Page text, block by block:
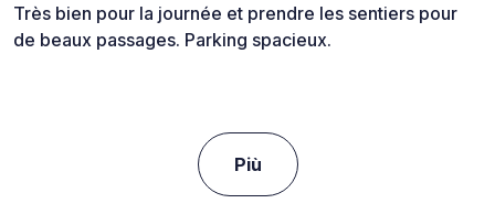
Très bien pour la journée et prendre les sentiers pour
de beaux passages. Parking spacieux.
Più